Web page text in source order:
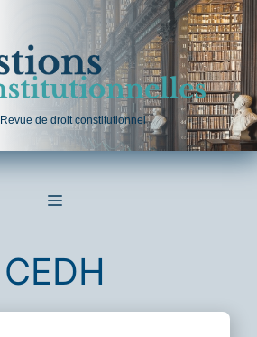
Revue de droit constitutionnel
MENU
CEDH